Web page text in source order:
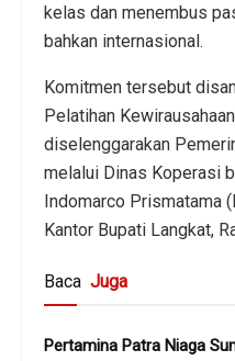
kelas dan menembus
bahkan internasional.
Komitmen tersebut
Pelatihan
diselenggarakan
melalui Dinas Koperasi
Indomarco Prismatama
Kantor Bupati Langkat,
Baca Juga
Pertamina Patra Niaga